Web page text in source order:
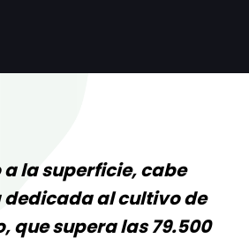
a la superficie, cabe
al cultivo de
que supera las 79.500